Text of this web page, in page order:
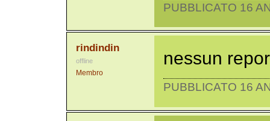
PUBBLICATO 16
rindindin
offline
Membro
nessun
PUBBLICATO 16